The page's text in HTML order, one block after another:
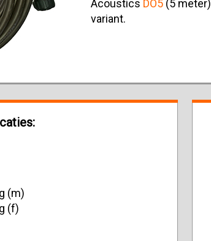
Acoustics DO5 (5
variant.
(m)
(f)